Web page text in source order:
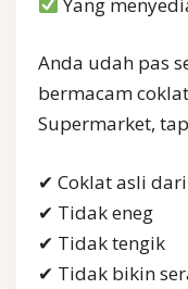
Anda udah pas
bermacam
Supermarket,
✔ Coklat asli
✔ Tidak eneg
✔ Tidak tengik
✔ Tidak bikin